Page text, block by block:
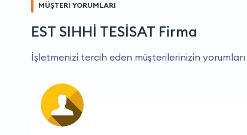
MÜŞTERİ YORUMLARI
EST SIHHİ TESİSAT Firma
İşletmenizi tercih eden müşterilerinizin yorumları